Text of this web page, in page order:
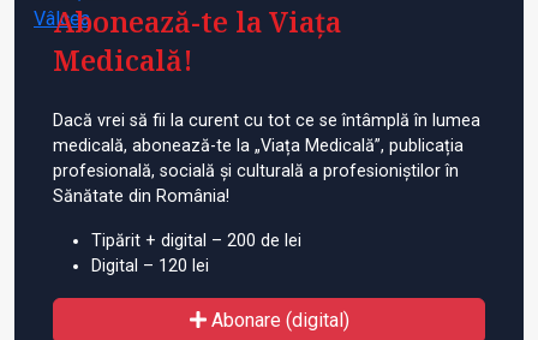
Abonează-te la Viața
Medicală!
Dacă vrei să fii la curent cu tot ce se întâmplă în lumea
medicală, abonează-te la „Viața Medicală”, publicația
profesională, socială și culturală a profesioniștilor în
Sănătate din România!
Tipărit + digital – 200 de lei
Digital – 120 lei
Abonare (digital)